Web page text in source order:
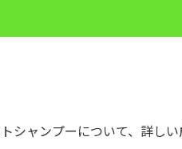
シャンプーについて、詳し